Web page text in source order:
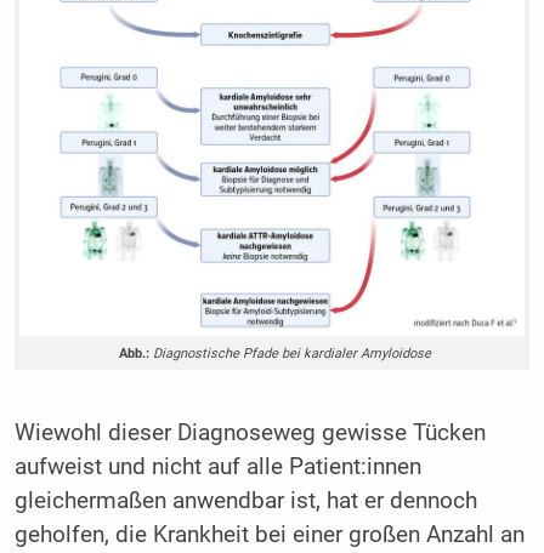
Abb.: Diagnostische Pfade bei kardialer Amyloidose
Wiewohl dieser Diagnoseweg gewisse Tücken
aufweist und nicht auf alle Patient:innen
gleichermaßen anwendbar ist, hat er dennoch
geholfen, die Krankheit bei einer großen Anzahl an